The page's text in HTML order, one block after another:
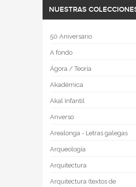
NUESTRAS
50 Aniversario
A fondo
Ágora / Teoría
Akadémica
Akal Infantil
Anverso
Arealonga - Letras galegas
Arqueología
Arquitectura
Arquitectura (textos de